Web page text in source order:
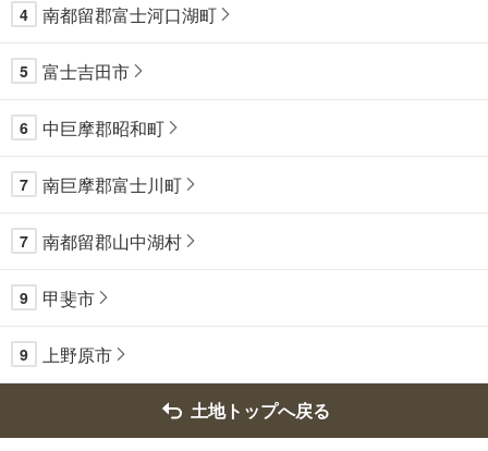
4 南都留郡富士河口湖町
5 富士吉田市
6 中巨摩郡昭和町
7 南巨摩郡富士川町
7 南都留郡山中湖村
9 甲斐市
9 上野原市
土地トップへ戻る